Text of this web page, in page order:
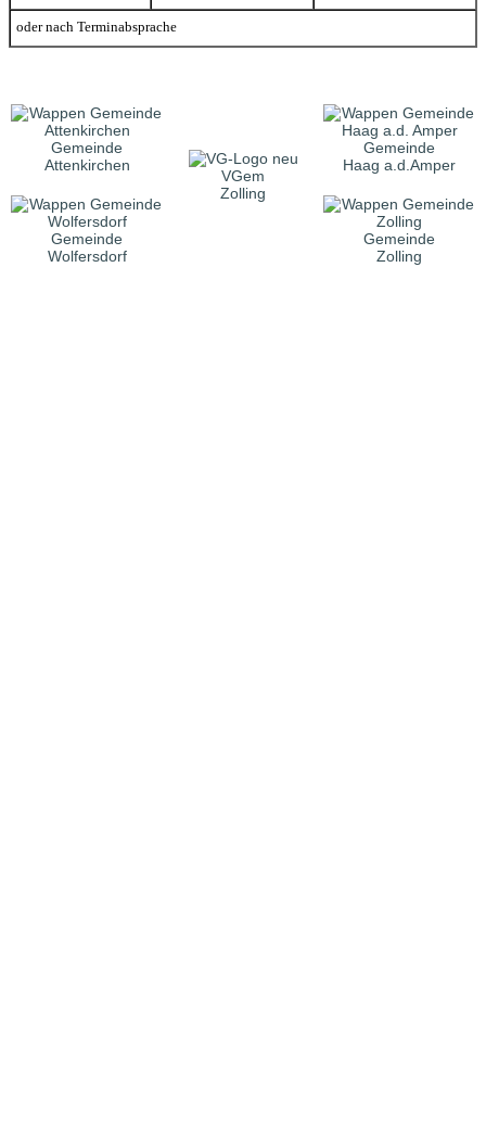
oder nach Terminabsprache
Gemeinde
Attenkirchen
VGem
Zolling
Gemeinde
Haag a.d.Amper
Gemeinde
Wolfersdorf
Gemeinde
Zolling